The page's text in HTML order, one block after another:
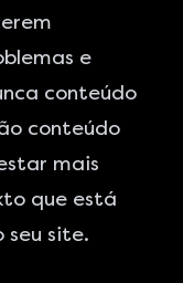
e
conteúdo
conteúdo
mais
que está
seu site.